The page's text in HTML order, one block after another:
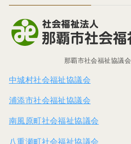
那覇市社会福祉協議会
中城村社会福祉協議会
浦添市社会福祉協議会
南風原町社会福祉協議会
八重瀬町社会福祉協議会